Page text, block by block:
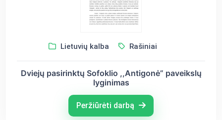
Lietuvių kalba Rašiniai
Dviejų pasirinktų Sofoklio ,,Antigonė” paveikslų
lyginimas
Peržiūrėti darbą